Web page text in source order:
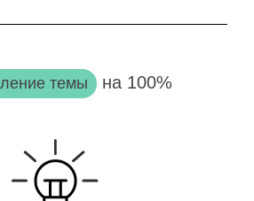
темы на 100%